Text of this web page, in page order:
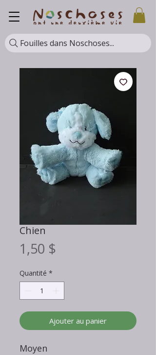
Fouilles dans Noschoses...
Chien
1,50 $
Quantité *
Ajouter au panier
Moyen